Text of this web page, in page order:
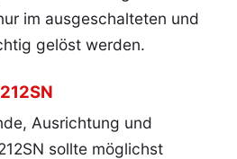
im ausgeschalteten und
gelöst werden.
Ausrichtung und
sollte möglichst